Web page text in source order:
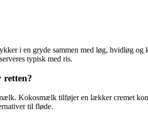
i en gryde sammen med løg, hvidløg
typisk med ris.
Kokosmælk tilføjer en lækker cremet
til fløde.